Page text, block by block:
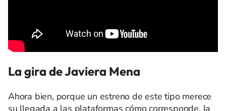
La gira de Javiera Mena
Ahora bien, porque un estreno de este tipo merece
su llegada a las plataformas cómo corresponde, la